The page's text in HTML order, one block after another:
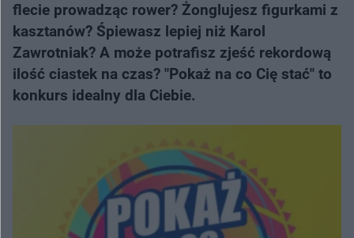
flecie prowadząc rower? Żonglujesz figurkami z
kasztanów? Śpiewasz lepiej niż Karol
Zawrotniak? A może potrafisz zjeść rekordową
ilość ciastek na czas? "Pokaż na co Cię stać" to
konkurs idealny dla Ciebie.